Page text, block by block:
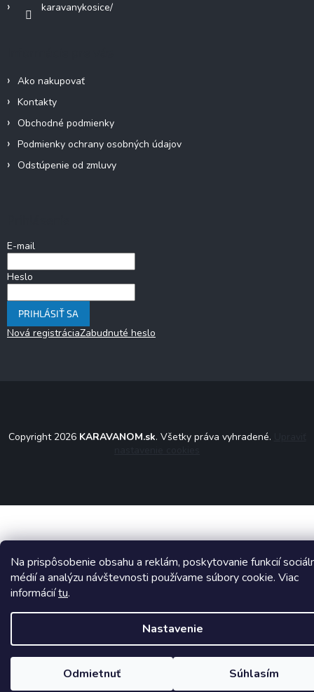
Na prispôsobenie obsahu a reklám, poskytovanie funkcií
médií a analýzu návštevnosti používame súbory cookie. Viac
informáciítu.
Nastavenie
Odmietnuť Súhlasím
karavanykosice/
Ako nakupovať
Kontakty
Obchodné podmienky
Podmienky ochrany osobných údajov
Odstúpenie od zmluvy
E-mail
Heslo
PRIHLÁSIŤ SA
Nová registráciaZabudnuté heslo
Copyright 2026 KARAVANOM.sk. Všetky práva vyhradené.